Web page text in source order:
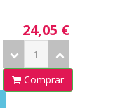
24,05 €
Comprar